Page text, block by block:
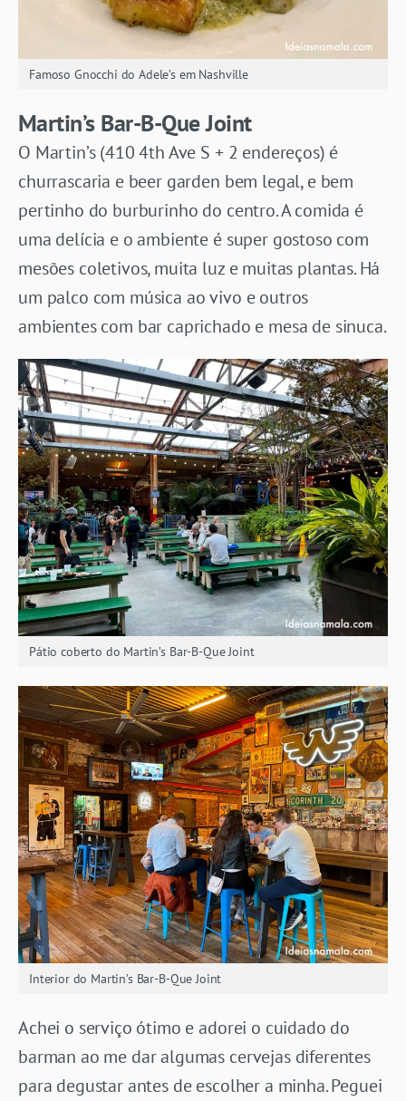
Famoso Gnocchi do Adele’s em Nashville
Martin’s Bar-B-Que Joint
O Martin’s (410 4th Ave S + 2 endereços) é
churrascaria e beer garden bem legal, e bem
pertinho do burburinho do centro. A comida é
uma delícia e o ambiente é super gostoso com
mesões coletivos, muita luz e muitas plantas. Há
um palco com música ao vivo e outros
ambientes com bar caprichado e mesa de sinuca.
Pátio coberto do Martin’s Bar-B-Que Joint
Interior do Martin’s Bar-B-Que Joint
Achei o serviço ótimo e adorei o cuidado do
barman ao me dar algumas cervejas diferentes
para degustar antes de escolher a minha. Peguei